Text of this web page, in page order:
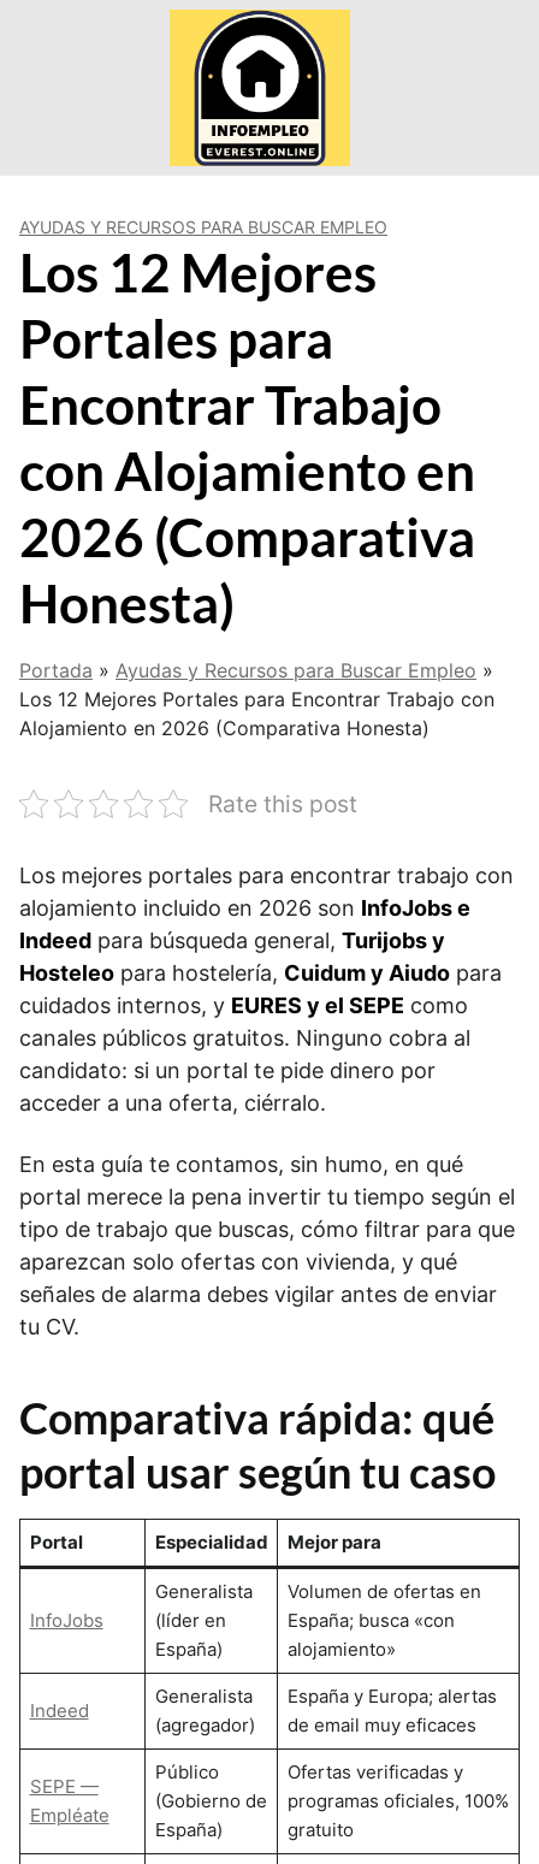
AYUDAS Y RECURSOS PARA BUSCAR EMPLEO
Los 12 Mejores
Portales para
Encontrar Trabajo
con Alojamiento en
2026 (Comparativa
Honesta)
Portada » Ayudas y Recursos para Buscar Empleo »
Los 12 Mejores Portales para Encontrar Trabajo con
Alojamiento en 2026 (Comparativa Honesta)
Rate this post
Los mejores portales para encontrar trabajo con
alojamiento incluido en 2026 son InfoJobs e
Indeed para búsqueda general, Turijobs y
Hosteleo para hostelería, Cuidum y Aiudo para
cuidados internos, y EURES y el SEPE como
canales públicos gratuitos. Ninguno cobra al
candidato: si un portal te pide dinero por
acceder a una oferta, ciérralo.
En esta guía te contamos, sin humo, en qué
portal merece la pena invertir tu tiempo según el
tipo de trabajo que buscas, cómo filtrar para que
aparezcan solo ofertas con vivienda, y qué
señales de alarma debes vigilar antes de enviar
tu CV.
Comparativa rápida: qué
portal usar según tu caso
Portal Especialidad Mejor para
InfoJobs
Generalista
(líder en
España)
Volumen de ofertas en
España; busca «con
alojamiento»
Indeed
Generalista
(agregador)
España y Europa; alertas
de email muy eficaces
SEPE —
Empléate
Público
(Gobierno de
España)
Ofertas verificadas y
programas oficiales, 100%
gratuito